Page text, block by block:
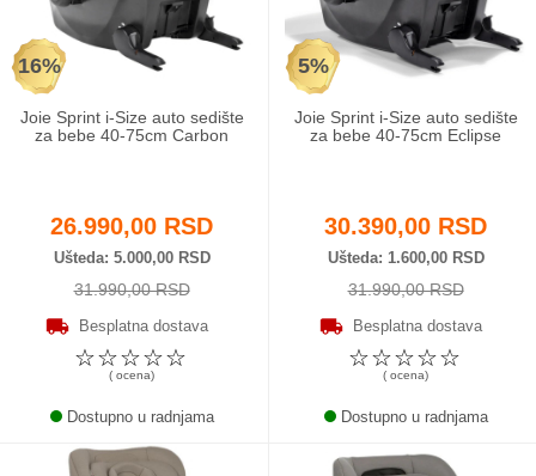
16%
Joie Sprint i-Size auto sedište
za bebe 40-75cm Carbon
26.990,00 RSD
Ušteda 5.000,00 RSD
31.990,00 RSD
Besplatna dostava
☆
☆
☆
☆
☆
( ocena)
Dostupno u radnjama
5%
Joie Sprint i-Size auto sedište
za bebe 40-75cm Eclipse
30.390,00 RSD
Ušteda 1.600,00 RSD
31.990,00 RSD
Besplatna dostava
☆
☆
☆
☆
☆
( ocena)
Dostupno u radnjama